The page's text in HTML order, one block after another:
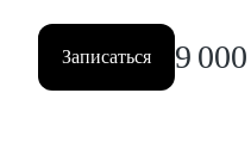
Записаться 9 000